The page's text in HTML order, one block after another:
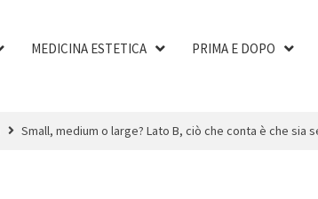
MEDICINA ESTETICA PRIMA E DOPO
Small, medium o large? Lato B, ciò che conta è che sia